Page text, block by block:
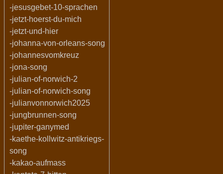
-jesusgebet-10-sprachen
-jetzt-hoerst-du-mich
-jetzt-und-hier
-johanna-von-orleans-song
-johannesvomkreuz
-jona-song
-julian-of-norwich-2
-julian-of-norwich-song
-julianvonnorwich2025
-jungbrunnen-song
-jupiter-ganymed
-kaethe-kollwitz-antikriegs-
song
-kakao-aufmass